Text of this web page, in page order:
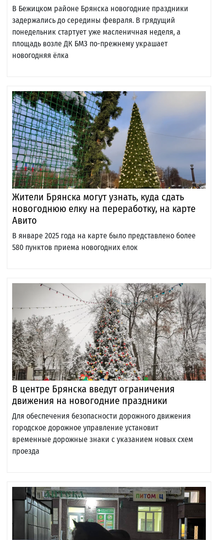
В Бежицком районе Брянска новогодние праздники
задержались до середины февраля. В грядущий
понедельник стартует уже масленичная неделя, а
площадь возле ДК БМЗ по-прежнему украшает
новогодняя ёлка
Жители Брянска могут узнать, куда сдать
новогоднюю елку на переработку, на карте
Авито
В январе 2025 года на карте было представлено более
580 пунктов приема новогодних елок
В центре Брянска введут ограничения
движения на новогодние праздники
Для обеспечения безопасности дорожного движения
городское дорожное управление установит
временные дорожные знаки с указанием новых схем
проезда